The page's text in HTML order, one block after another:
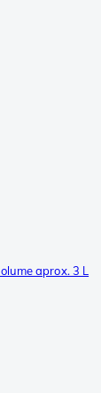
aprox. 3 L